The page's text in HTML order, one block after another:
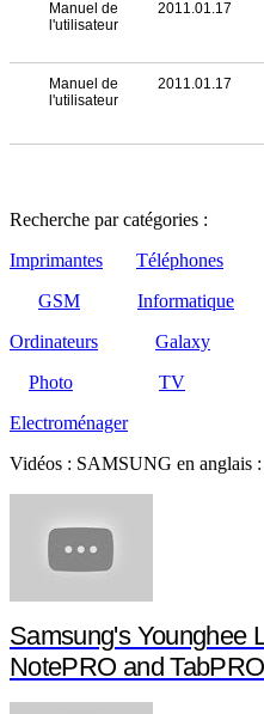
Manuel de
l'utilisateur
2011.01.17
Manuel de
l'utilisateur
2011.01.17
Recherche par catégories :
Imprimantes
Téléphones
GSM
Informatique
Ordinateurs
Galaxy
Photo
TV
Electroménager
Vidéos : SAMSUNG en anglais :
Samsung's Younghee
NotePRO and